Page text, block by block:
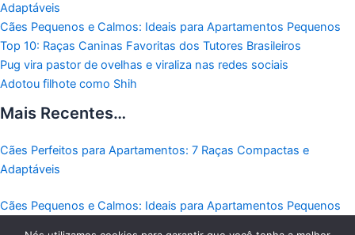
Adaptáveis
Cães Pequenos e Calmos: Ideais para Apartamentos Pequenos
Top 10: Raças Caninas Favoritas dos Tutores Brasileiros
Pug vira pastor de ovelhas e viraliza nas redes sociais
Adotou filhote como Shih
Mais Recentes…
Cães Perfeitos para Apartamentos: 7 Raças Compactas e
Adaptáveis
Cães Pequenos e Calmos: Ideais para Apartamentos Pequenos